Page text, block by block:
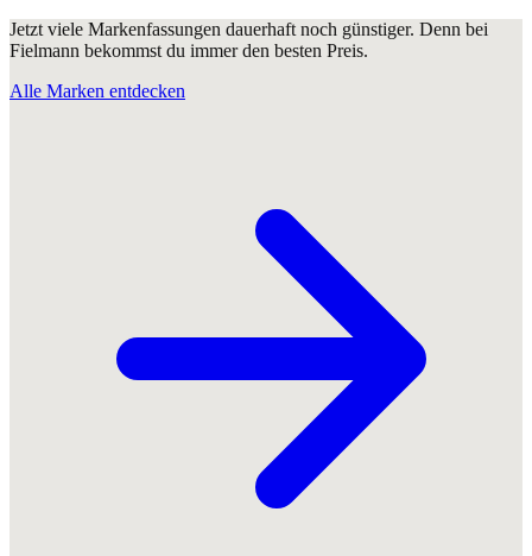
Jetzt viele Markenfassungen dauerhaft noch günstiger. Denn bei
Fielmann bekommst du immer den besten Preis.
Alle Marken entdecken